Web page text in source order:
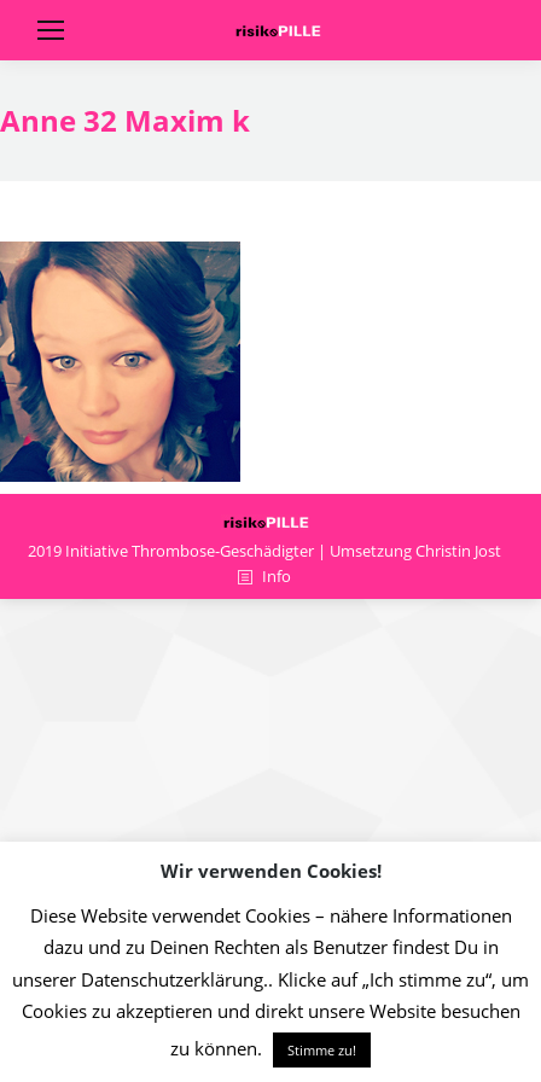
Anne 32 Maxim k
2019 Initiative Thrombose-Geschädigter | Umsetzung Christin Jost
Info
Wir verwenden Cookies!
Diese Website verwendet Cookies – nähere Informationen
dazu und zu Deinen Rechten als Benutzer findest Du in
unserer Datenschutzerklärung.. Klicke auf „Ich stimme zu“, um
Cookies zu akzeptieren und direkt unsere Website besuchen
zu können.
Stimme zu!